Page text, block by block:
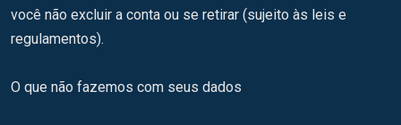
você não excluir a conta ou se retirar (sujeito às leis e
regulamentos).
O que não fazemos com seus dados